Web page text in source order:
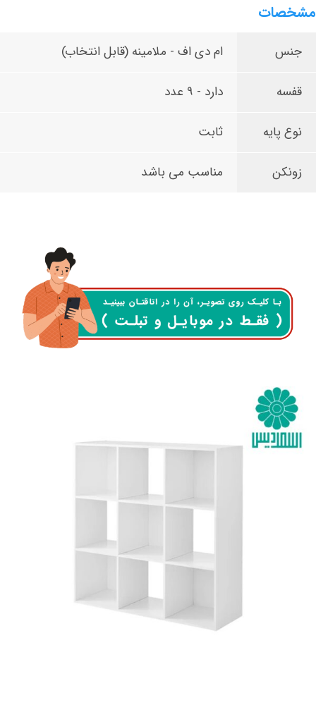
مشخصات
جنس ام دی اف - ملامینه (قابل انتخاب)
قفسه دارد - 9 عدد
نوع پایه ثابت
زونکن مناسب می باشد